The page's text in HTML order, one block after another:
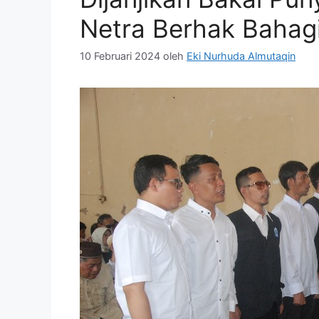
Netra Berhak
10 Februari 2024 oleh Eki Nurhuda Almutaqin